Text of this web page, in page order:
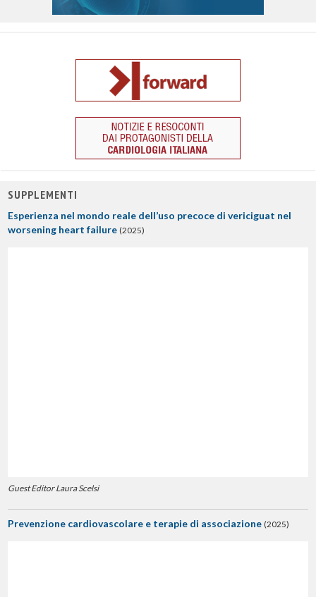
SUPPLEMENTI
Esperienza nel mondo reale dell’uso precoce di vericiguat nel
worsening heart failure (2025)
Guest Editor Laura Scelsi
Prevenzione cardiovascolare e terapie di associazione (2025)